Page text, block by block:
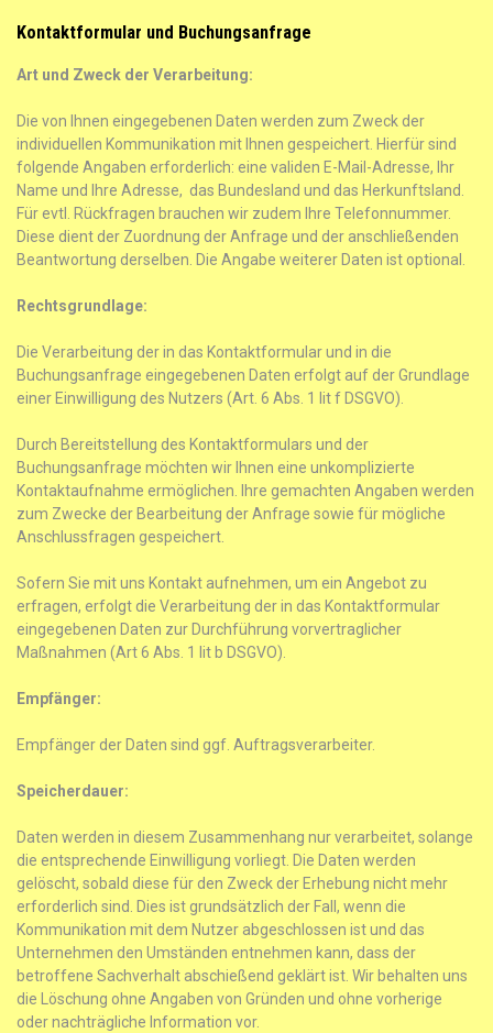
Kontaktformular und Buchungsanfrage
Art und Zweck der Verarbeitung:
Die von Ihnen eingegebenen Daten werden zum Zweck der
individuellen Kommunikation mit Ihnen gespeichert. Hierfür sind
folgende Angaben erforderlich: eine validen E-Mail-Adresse, Ihr
Name und Ihre Adresse, das Bundesland und das Herkunftsland.
Für evtl. Rückfragen brauchen wir zudem Ihre Telefonnummer.
Diese dient der Zuordnung der Anfrage und der anschließenden
Beantwortung derselben. Die Angabe weiterer Daten ist optional.
Rechtsgrundlage:
Die Verarbeitung der in das Kontaktformular und in die
Buchungsanfrage eingegebenen Daten erfolgt auf der Grundlage
einer Einwilligung des Nutzers (Art. 6 Abs. 1 lit f DSGVO).
Durch Bereitstellung des Kontaktformulars und der
Buchungsanfrage möchten wir Ihnen eine unkomplizierte
Kontaktaufnahme ermöglichen. Ihre gemachten Angaben werden
zum Zwecke der Bearbeitung der Anfrage sowie für mögliche
Anschlussfragen gespeichert.
Sofern Sie mit uns Kontakt aufnehmen, um ein Angebot zu
erfragen, erfolgt die Verarbeitung der in das Kontaktformular
eingegebenen Daten zur Durchführung vorvertraglicher
Maßnahmen (Art 6 Abs. 1 lit b DSGVO).
Empfänger:
Empfänger der Daten sind ggf. Auftragsverarbeiter.
Speicherdauer:
Daten werden in diesem Zusammenhang nur verarbeitet, solange
die entsprechende Einwilligung vorliegt. Die Daten werden
gelöscht, sobald diese für den Zweck der Erhebung nicht mehr
erforderlich sind. Dies ist grundsätzlich der Fall, wenn die
Kommunikation mit dem Nutzer abgeschlossen ist und das
Unternehmen den Umständen entnehmen kann, dass der
betroffene Sachverhalt abschießend geklärt ist. Wir behalten uns
die Löschung ohne Angaben von Gründen und ohne vorherige
oder nachträgliche Information vor.